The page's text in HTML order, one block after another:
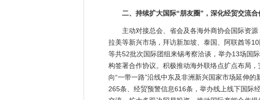
二、持续扩大国际“朋友圈”，深化经贸交流合
主动对接总会、省会及各海外商协会国际资源，
拉美等新兴市场，拜访新加坡、泰国、阿联酋等
等共52批次国际团组来锡考察洽谈，举办13场国
构签署合作协议。积极推动海外联络点扩点布局
向“一带一路”沿线中东及非洲新兴国家市场延伸
265条、经贸预警信息616条，举办线上线下国际